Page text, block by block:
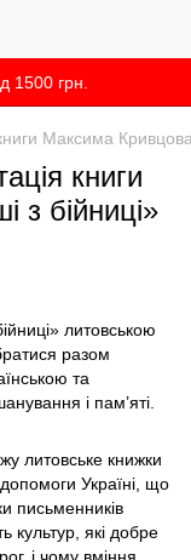
1500 грн.
Максима
книги
з бійниці»
литовською
разом
та
і пам’яті.
литовське книжки
Україні, що
письменників
культур, які добре